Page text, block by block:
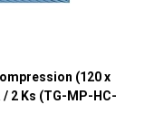
(120 x
2 Ks (TG-MP-HC-